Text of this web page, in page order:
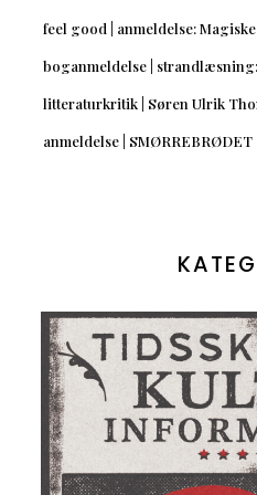
feel good | anmeldelse:
boganmeldelse |
litteraturkritik | Søren Ulrik
anmeldelse | SMØRREBRØDET